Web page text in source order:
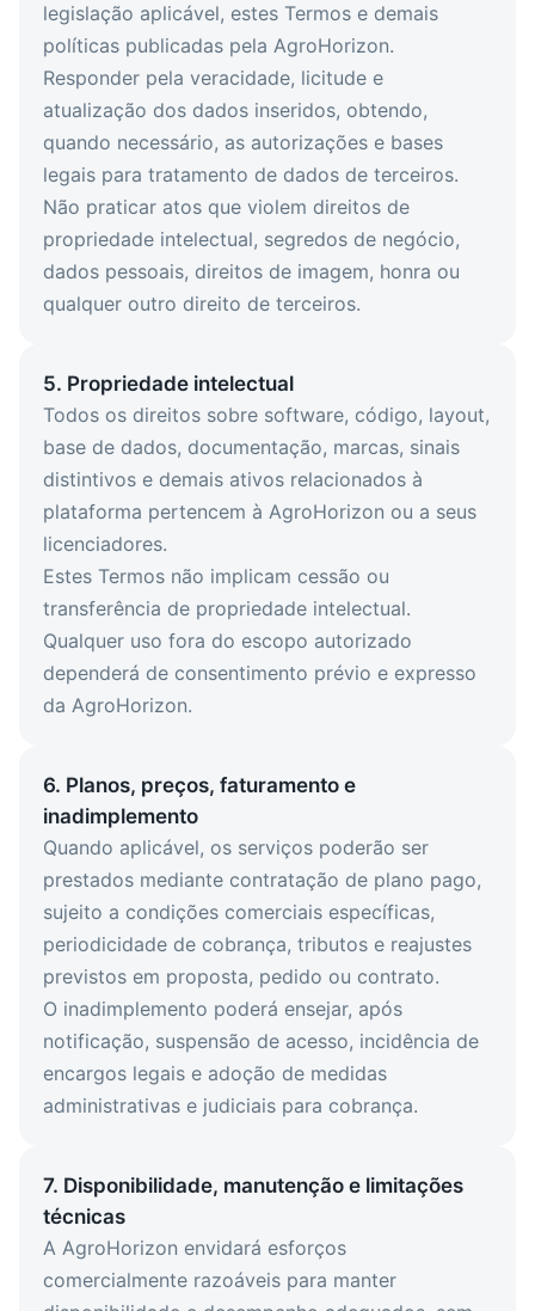
legislação aplicável, estes Termos e demais
políticas publicadas pela AgroHorizon.
Responder pela veracidade, licitude e
atualização dos dados inseridos, obtendo,
quando necessário, as autorizações e bases
legais para tratamento de dados de terceiros.
Não praticar atos que violem direitos de
propriedade intelectual, segredos de negócio,
dados pessoais, direitos de imagem, honra ou
qualquer outro direito de terceiros.
5. Propriedade intelectual
Todos os direitos sobre software, código, layout,
base de dados, documentação, marcas, sinais
distintivos e demais ativos relacionados à
plataforma pertencem à AgroHorizon ou a seus
licenciadores.
Estes Termos não implicam cessão ou
transferência de propriedade intelectual.
Qualquer uso fora do escopo autorizado
dependerá de consentimento prévio e expresso
da AgroHorizon.
6. Planos, preços, faturamento e
inadimplemento
Quando aplicável, os serviços poderão ser
prestados mediante contratação de plano pago,
sujeito a condições comerciais específicas,
periodicidade de cobrança, tributos e reajustes
previstos em proposta, pedido ou contrato.
O inadimplemento poderá ensejar, após
notificação, suspensão de acesso, incidência de
encargos legais e adoção de medidas
administrativas e judiciais para cobrança.
7. Disponibilidade, manutenção e limitações
técnicas
A AgroHorizon envidará esforços
comercialmente razoáveis para manter